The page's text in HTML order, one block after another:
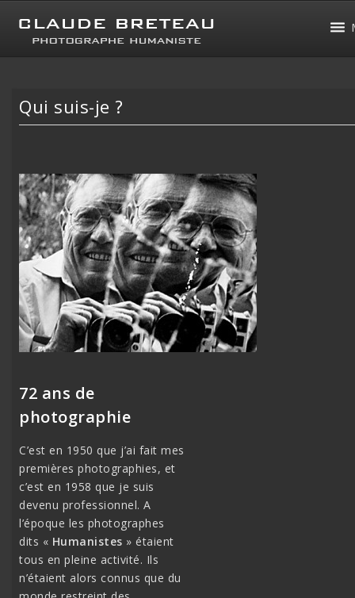
Qui suis-je ?
72 ans de
photographie
C’est en 1950 que j’ai fait mes
premières photographies, et
c’est en 1958 que je suis
devenu professionnel. A
l’époque les photographes
dits « Humanistes » étaient
tous en pleine activité. Ils
n’étaient alors connus que du